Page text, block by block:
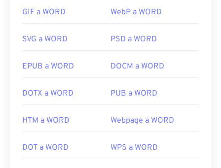
GIF a WORD WebP a WORD
SVG a WORD PSD a WORD
EPUB a WORD DOCM a WORD
DOTX a WORD PUB a WORD
HTM a WORD Webpage a WORD
DOT a WORD WPS a WORD